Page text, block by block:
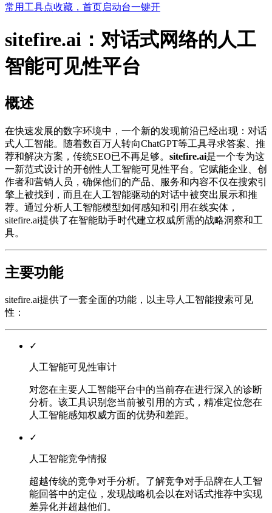
常用工具点收藏，首页启动台一键开
sitefire.ai：对话式网络的人工
智能可见性平台
概述
在快速发展的数字环境中，一个新的发现前沿已经出现：对话
式人工智能。随着数百万人转向ChatGPT等工具寻求答案、推
荐和解决方案，传统SEO已不再足够。 sitefire.ai是一个专为这
一新范式设计的开创性人工智能可见性平台。它赋能企业、创
作者和营销人员，确保他们的产品、服务和内容不仅在搜索引
擎上被找到，而且在人工智能驱动的对话中被突出展示和推
荐。通过分析人工智能模型如何感知和引用在线实体，
sitefire.ai提供了在智能助手时代建立权威所需的战略洞察和工
具。
主要功能
sitefire.ai提供了一套全面的功能，以主导人工智能搜索可见
性：
✓
人工智能可见性审计
对您在主要人工智能平台中的当前存在进行深入的诊断
分析。该工具识别您当前被引用的方式，精准定位您在
人工智能感知权威方面的优势和差距。
✓
人工智能竞争情报
超越传统的竞争对手分析。了解竞争对手品牌在人工智
能回答中的定位，发现战略机会以在对话式推荐中实现
差异化并超越他们。